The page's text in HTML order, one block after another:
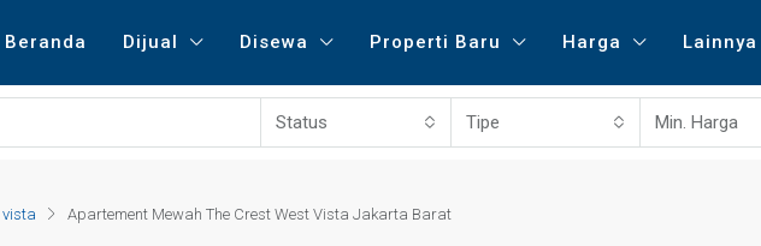
Beranda Dijual Disewa Properti Baru Harga Lainnya
Status Tipe Min. Harga
vista Apartement Mewah The Crest West Vista Jakarta Barat